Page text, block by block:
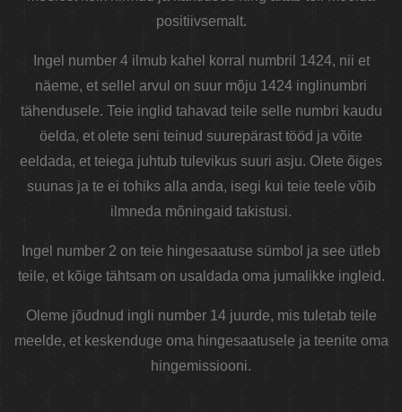
positiivsemalt.
Ingel number 4 ilmub kahel korral numbril 1424, nii et
näeme, et sellel arvul on suur mõju 1424 inglinumbri
tähendusele. Teie inglid tahavad teile selle numbri kaudu
öelda, et olete seni teinud suurepärast tööd ja võite
eeldada, et teiega juhtub tulevikus suuri asju. Olete õiges
suunas ja te ei tohiks alla anda, isegi kui teie teele võib
ilmneda mõningaid takistusi.
Ingel number 2 on teie hingesaatuse sümbol ja see ütleb
teile, et kõige tähtsam on usaldada oma jumalikke ingleid.
Oleme jõudnud ingli number 14 juurde, mis tuletab teile
meelde, et keskenduge oma hingesaatusele ja teenite oma
hingemissiooni.